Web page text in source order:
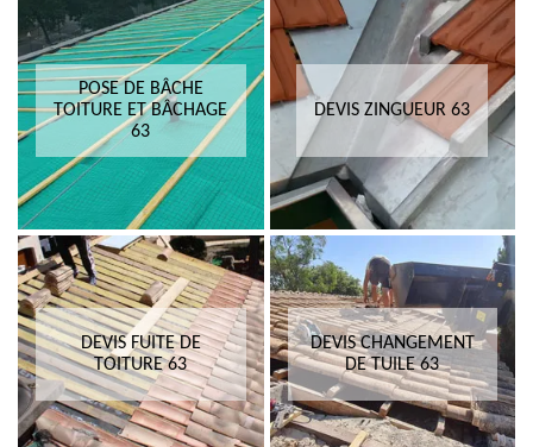
POSE DE BÂCHE
TOITURE ET BÂCHAGE
63
DEVIS ZINGUEUR 63
DEVIS FUITE DE
TOITURE 63
DEVIS CHANGEMENT
DE TUILE 63